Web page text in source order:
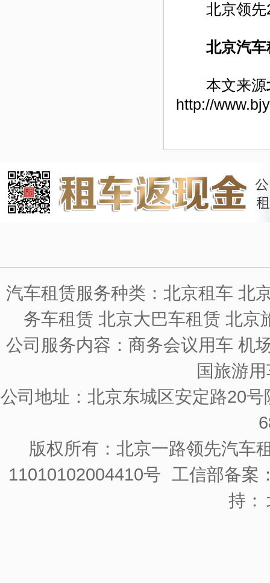
北京领先
北京汽
本文来源
http://
汽车租赁服务种类：北京租车 北
务车租赁 北京大巴车租赁 北京
公司服务内容：商务会议用车 机
国旅游
公司地址：北京东城区安定路20
版权所有：北京一路领先汽车
11010102004410号 工信部备案
持：